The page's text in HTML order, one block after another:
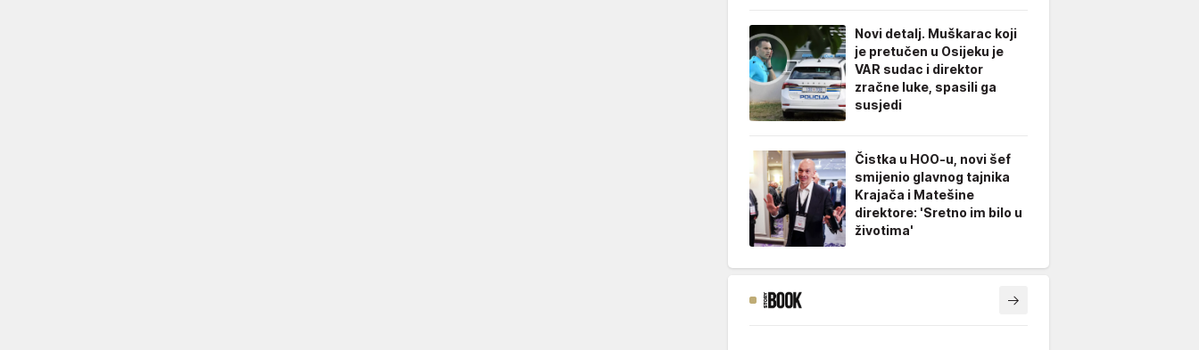
Novi detalj. Muškarac koji
je pretučen u Osijeku je
VAR sudac i direktor
zračne luke, spasili ga
susjedi
Čistka u HOO-u, novi šef
smijenio glavnog tajnika
Krajača i Matešine
direktore: 'Sretno im bilo u
životima'